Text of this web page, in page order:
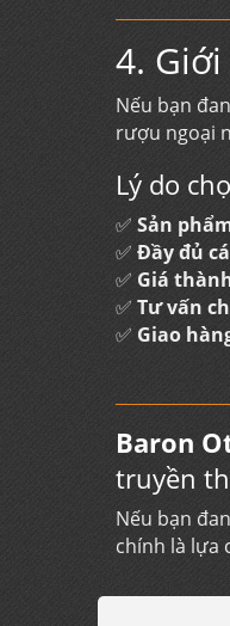
4.
Nếu bạn
rượu ngoại
Lý do
✅ Sản
✅ Đầy đủ
✅ Giá
✅ Tư vấn
✅ Giao
Baron
truyền
Nếu bạn
chính là lựa